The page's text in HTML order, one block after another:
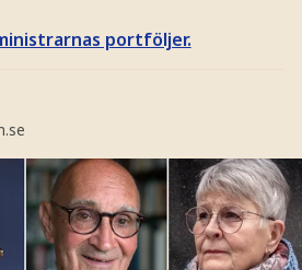
portföljer.